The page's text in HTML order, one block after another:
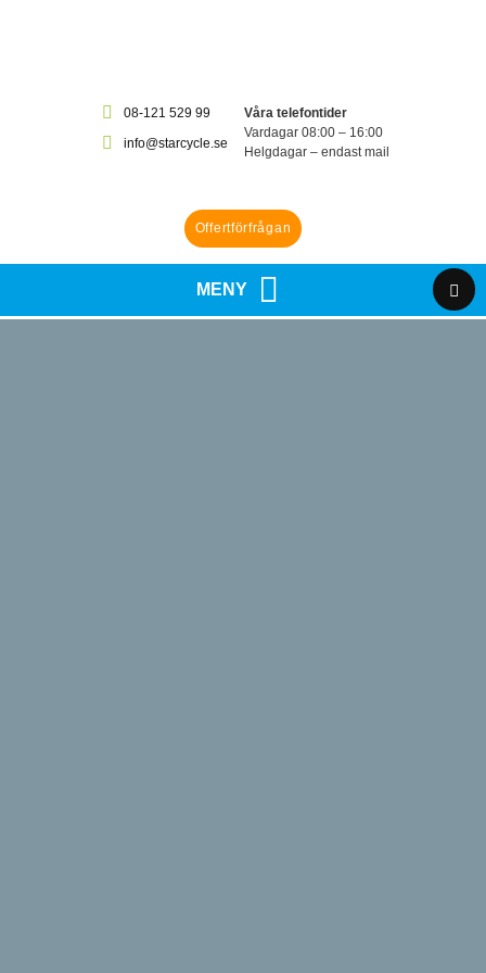
08-121 529 99
info@starcycle.se
Våra telefontider
Vardagar 08:00 – 16:00
Helgdagar – endast mail
Offertförfrågan